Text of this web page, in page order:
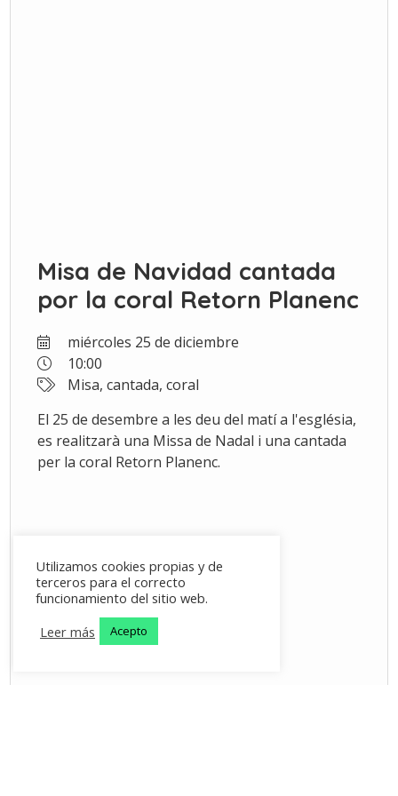
Misa de Navidad cantada
por la coral Retorn Planenc
miércoles 25 de diciembre
10:00
Misa, cantada, coral
El 25 de desembre a les deu del matí a l'església,
es realitzarà una Missa de Nadal i una cantada
per la coral Retorn Planenc.
Utilizamos cookies propias y de
terceros para el correcto
funcionamiento del sitio web.
Leer más
Acepto